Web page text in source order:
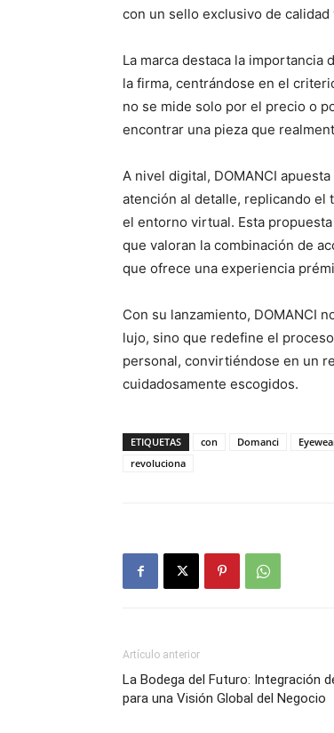
con un sello exclusivo de calidad
La marca destaca la importancia
la firma, centrándose en el
no se mide solo por el precio o
encontrar una pieza que
A nivel digital, DOMANCI
atención al detalle, replicando el
el entorno virtual. Esta
que valoran la combinación de
que ofrece una experiencia
Con su lanzamiento, DOMANCI
lujo, sino que redefine el
personal, convirtiéndose en un
cuidadosamente escogidos.
ETIQUETAS con Domanci
revoluciona
Artículo anterior
La Bodega del Futuro: Integración
para una Visión Global del Negocio